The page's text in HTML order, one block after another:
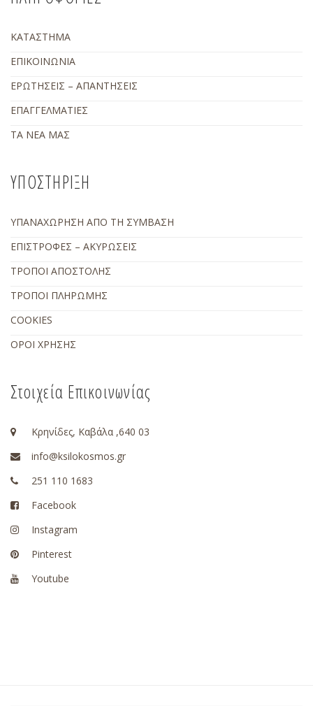
ΚΑΤΑΣΤΗΜΑ
ΕΠΙΚΟΙΝΩΝΙΑ
ΕΡΩΤΗΣΕΙΣ – ΑΠΑΝΤΗΣΕΙΣ
ΕΠΑΓΓΕΛΜΑΤΙΕΣ
ΤΑ ΝΕΑ ΜΑΣ
ΥΠΟΣΤΗΡΙΞΗ
ΥΠΑΝΑΧΩΡΗΣΗ ΑΠΟ ΤΗ ΣΥΜΒΑΣΗ
ΕΠΙΣΤΡΟΦΕΣ – ΑΚΥΡΩΣΕΙΣ
ΤΡΟΠΟΙ ΑΠΟΣΤΟΛΗΣ
ΤΡΟΠΟΙ ΠΛΗΡΩΜΗΣ
COOKIES
ΟΡΟΙ ΧΡΗΣΗΣ
Στοιχεία Επικοινωνίας
Κρηνίδες, Καβάλα ,640 03
info@ksilokosmos.gr
251 110 1683
Facebook
Instagram
Pinterest
Youtube